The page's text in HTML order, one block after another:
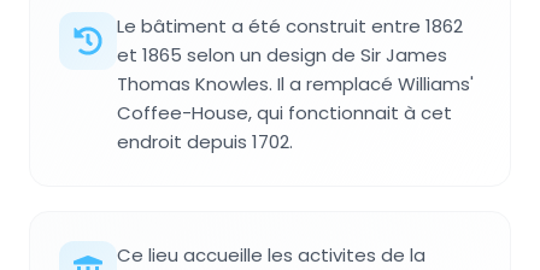
Le bâtiment a été construit entre 1862
et 1865 selon un design de Sir James
Thomas Knowles. Il a remplacé Williams'
Coffee-House, qui fonctionnait à cet
endroit depuis 1702.
Ce lieu accueille les activites de la